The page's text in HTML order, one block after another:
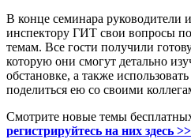
В конце семинара руководители
инспектору ГИТ свои вопросы
темам. Все гости получили
которую они смогут детально
обстановке, а также
поделиться ею со своими
Смотрите новые темы
регистрируйтесь на них здесь